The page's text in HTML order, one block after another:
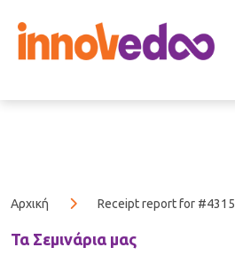
Αρχική Receipt report for #4315
Τα Σεμινάρια μας